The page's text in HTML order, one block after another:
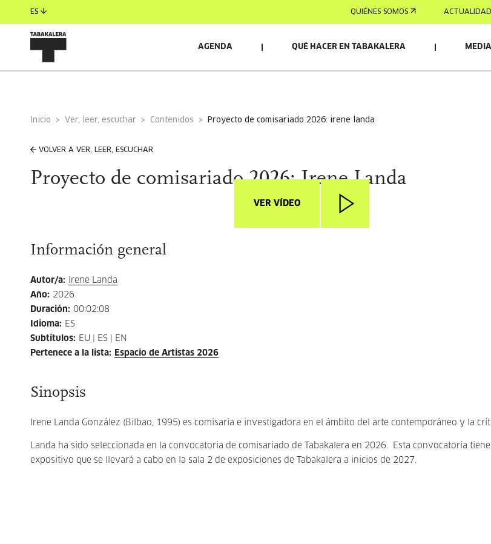
ES QUIÉNES SOMOS ACTUALIDAD
AGENDA QUÉ HACER EN TABAKALERA
Inicio Ver, leer, escuchar Contenidos proyecto de comisariado 2026: irene landa
VOLVER A VER, LEER, ESCUCHAR
Proyecto de comisariado 2026: Irene Landa
VER VÍDEO
Información general
Autor/a:
Irene Landa
Año: 2026
Duración: 00:02:08
Idioma: ES
Subtítulos: EU | ES | EN
Pertenece a la lista: Espacio de Artistas 2026
Sinopsis
Irene Landa González (Bilbao, 1995) es comisaria e investigadora en el ámbito del arte contemporáneo y la
Landa ha sido seleccionada en la convocatoria de comisariado de Tabakalera en 2026. Esta convocatoria
expositivo que se llevará a cabo en la sala 2 de exposiciones de Tabakalera a inicios de 2027.